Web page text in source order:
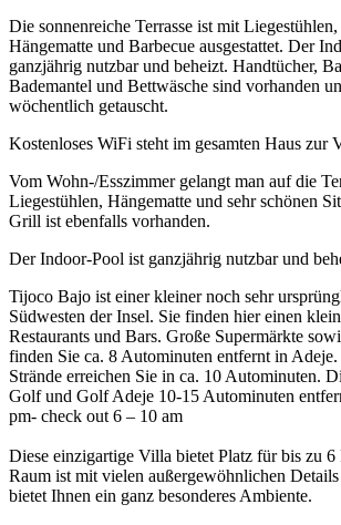
Die sonnenreiche Terrasse ist mit Liegestühlen,
Hängematte und Barbecue ausgestattet. Der
ganzjährig nutzbar und beheizt. Handtücher,
Bademantel und Bettwäsche sind vorhanden
wöchentlich getauscht.
Kostenloses WiFi steht im gesamten Haus zur
Vom Wohn-/Esszimmer gelangt man auf die
Liegestühlen, Hängematte und sehr schönen
Grill ist ebenfalls vorhanden.
Der Indoor-Pool ist ganzjährig nutzbar und
Tijoco Bajo ist einer kleiner noch sehr
Südwesten der Insel. Sie finden hier einen
Restaurants und Bars. Große Supermärkte
finden Sie ca. 8 Autominuten entfernt in Adeje.
Strände erreichen Sie in ca. 10 Autominuten.
Golf und Golf Adeje 10-15 Autominuten
pm- check out 6 – 10 am
Diese einzigartige Villa bietet Platz für bis zu 6
Raum ist mit vielen außergewöhnlichen Details
bietet Ihnen ein ganz besonderes Ambiente.